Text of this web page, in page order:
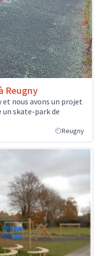
Reugny
et nous avons un projet
un skate-park de
Reugny